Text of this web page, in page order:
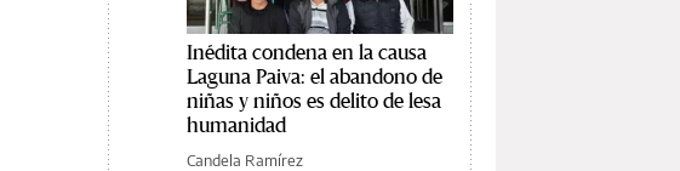
Inédita condena en la causa
Laguna Paiva: el abandono de
niñas y niños es delito de lesa
humanidad
Candela Ramírez